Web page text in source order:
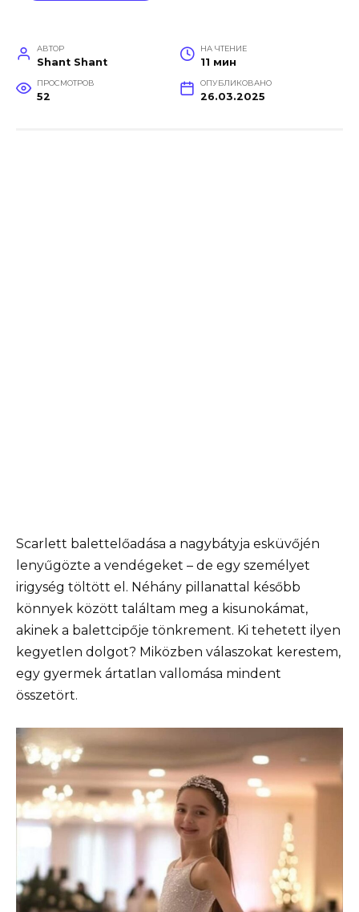
АВТОР
Shant Shant
НА ЧТЕНИЕ
11 мин
ПРОСМОТРОВ
52
ОПУБЛИКОВАНО
26.03.2025
Scarlett balettelőadása a nagybátyja esküvőjén
lenyűgözte a vendégeket – de egy személyet
irigység töltött el. Néhány pillanattal később
könnyek között találtam meg a kisunokámat,
akinek a balettcipője tönkrement. Ki tehetett ilyen
kegyetlen dolgot? Miközben válaszokat kerestem,
egy gyermek ártatlan vallomása mindent
összetört.